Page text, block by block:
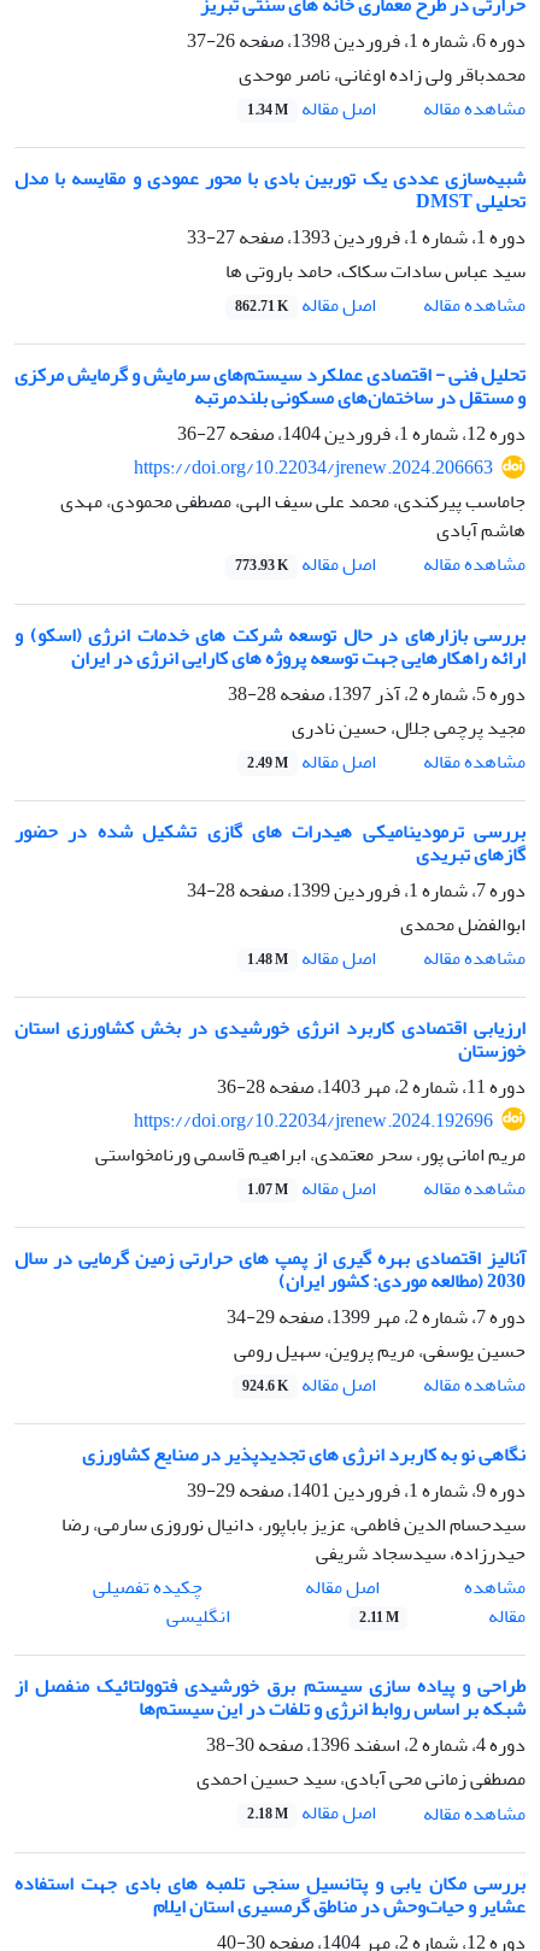
دوره 6، شماره 1، فروردین 1398، صفحه
26-37
محمدباقر ولی زاده اوغانی، ناصر موحدی
مشاهده مقاله
اصل مقاله 1.34 M
شبیه‌سازی عددی یک توربین بادی با محور عمودی و مقایسه با مدل
تحلیلی DMST
دوره 1، شماره 1، فروردین 1393، صفحه
27-33
سید عباس سادات سکاک، حامد باروتی ها
مشاهده مقاله
اصل مقاله 862.71 K
تحلیل فنی - اقتصادی عملکرد سیستم‌های سرمایش و گرمایش مرکزی
و مستقل در ساختمان‌های مسکونی بلندمرتبه
دوره 12، شماره 1، فروردین 1404، صفحه
27-36
https://doi.org/10.22034/jrenew.2024.206663
جاماسب پیرکندی، محمد علی سیف الهی، مصطفی محمودی، مهدی
هاشم آبادی
مشاهده مقاله
اصل مقاله 773.93 K
بررسی بازارهای در حال توسعه شرکت های خدمات انرژی (اسکو) و
ارائه راهکارهایی جهت توسعه پروژه های کارایی انرژی در ایران
دوره 5، شماره 2، آذر 1397، صفحه
28-38
مجید پرچمی جلال، حسین نادری
مشاهده مقاله
اصل مقاله 2.49 M
بررسی ترمودینامیکی هیدرات های گازی تشکیل شده در حضور
گازهای تبریدی
دوره 7، شماره 1، فروردین 1399، صفحه
28-34
ابوالفضل محمدی
مشاهده مقاله
اصل مقاله 1.48 M
ارزیابی اقتصادی کاربرد انرژی خورشیدی در بخش کشاورزی استان
خوزستان
دوره 11، شماره 2، مهر 1403، صفحه
28-36
https://doi.org/10.22034/jrenew.2024.192696
مریم امانی پور، سحر معتمدی، ابراهیم قاسمی ورنامخواستی
مشاهده مقاله
اصل مقاله 1.07 M
آنالیز اقتصادی بهره گیری از پمپ های حرارتی زمین گرمایی در سال
2030 (مطالعه موردی: کشور ایران)
دوره 7، شماره 2، مهر 1399، صفحه
29-34
حسین یوسفی، مریم پروین، سهیل رومی
مشاهده مقاله
اصل مقاله 924.6 K
نگاهی نو به کاربرد انرژی های تجدیدپذیر در صنایع کشاورزی
دوره 9، شماره 1، فروردین 1401، صفحه
29-39
سیدحسام الدین فاطمی، عزیز باباپور، دانیال نوروزی سارمی، رضا
حیدرزاده، سیدسجاد شریفی
مشاهده
مقاله
اصل مقاله
2.11 M
چکیده تفصیلی
انگلیسی
طراحی و پیاده سازی سیستم برق خورشیدی فتوولتائیک منفصل از
شبکه بر اساس روابط انرژی و تلفات در این سیستم‌ها
دوره 4، شماره 2، اسفند 1396، صفحه
30-38
مصطفی زمانی محی آبادی، سید حسین احمدی
مشاهده مقاله
اصل مقاله 2.18 M
بررسی مکان‏ یابی و پتانسیل‏ سنجی تلمبه‏ های بادی جهت استفاده
عشایر و حیات‌وحش در مناطق گرمسیری استان ایلام
دوره 12، شماره 2، مهر 1404، صفحه
30-40